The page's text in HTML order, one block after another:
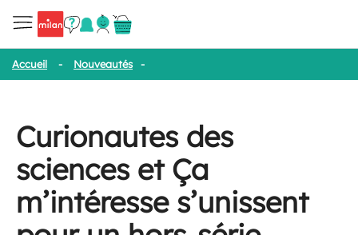
Accueil - Nouveautés -
Curionautes des
sciences et Ça
m’intéresse s’unissent